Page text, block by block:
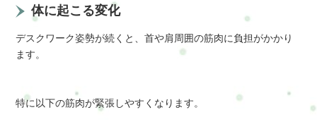
体に起こる変化
デスクワーク姿勢が続くと、首や肩周囲の筋肉に負担がかかり
ます。
特に以下の筋肉が緊張しやすくなります。